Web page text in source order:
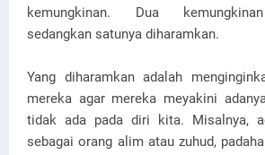
kemungkinan. Dua
sedangkan satunya diharamkan.
Yang diharamkan adalah
mereka agar mereka meyakini
tidak ada pada diri kita. Misalnya,
sebagai orang alim atau zuhud,